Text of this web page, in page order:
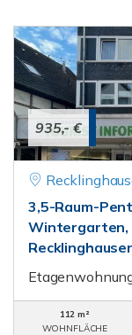
935,- €
3,5-Raum-
Wintergarten,
112 m²
WOHNFLÄCHE